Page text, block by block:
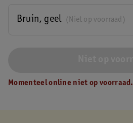
(Niet op voorraad)
Bruin, geel
Momenteel online niet op voorraad.